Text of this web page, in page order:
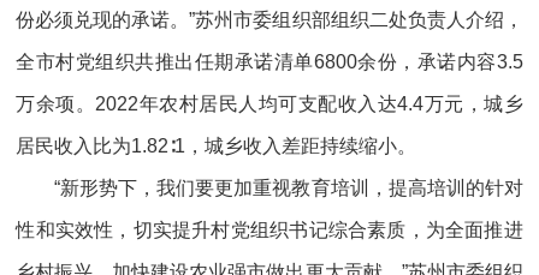
份必须兑现的承诺。”苏州市委组织部组织二处负责人介绍，
全市村党组织共推出任期承诺清单6800余份，承诺内容3.5
万余项。2022年农村居民人均可支配收入达4.4万元，城乡
居民收入比为1.82∶1，城乡收入差距持续缩小。
“新形势下，我们要更加重视教育培训，提高培训的针对
性和实效性，切实提升村党组织书记综合素质，为全面推进